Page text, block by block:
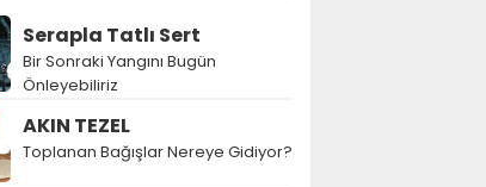
Serapla Tatlı Sert
Bir Sonraki Yangını Bugün
Önleyebiliriz
AKIN TEZEL
Toplanan Bağışlar Nereye Gidiyor?